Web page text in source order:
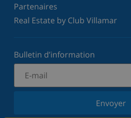
Partenaires
Real Estate by Club Villamar
Bulletin d’information
Envoyer